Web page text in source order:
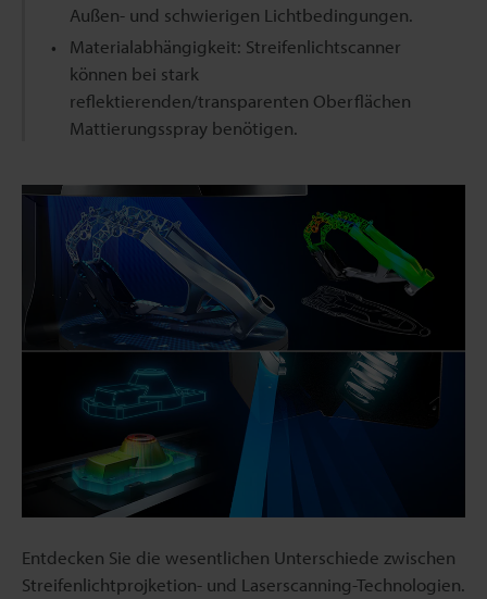
Außen- und schwierigen Lichtbedingungen.
Materialabhängigkeit: Streifenlichtscanner
können bei stark
reflektierenden/transparenten Oberflächen
Mattierungsspray benötigen.
Entdecken Sie die wesentlichen Unterschiede zwischen
Streifenlichtprojketion- und Laserscanning-Technologien.